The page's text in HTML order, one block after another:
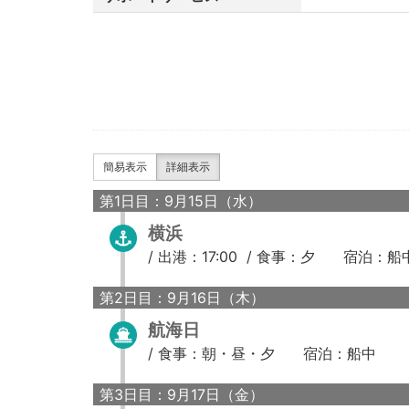
簡易表示 詳細表示
第1日目：9月15日（水）
横浜
/ 出港：17:00 / 食事：夕 宿泊：船
第2日目：9月16日（木）
航海日
/ 食事：朝・昼・夕 宿泊：船中
第3日目：9月17日（金）